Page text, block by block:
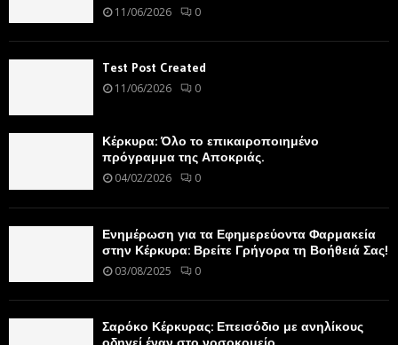
11/06/2026 0
Test Post Created
11/06/2026 0
Κέρκυρα: Όλο το επικαιροποιημένο
πρόγραμμα της Αποκριάς.
04/02/2026 0
Ενημέρωση για τα Εφημερεύοντα Φαρμακεία
στην Κέρκυρα: Βρείτε Γρήγορα τη Βοήθειά Σας!
03/08/2025 0
Σαρόκο Κέρκυρας: Επεισόδιο με ανηλίκους